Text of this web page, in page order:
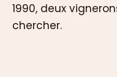
1990, deux
chercher.